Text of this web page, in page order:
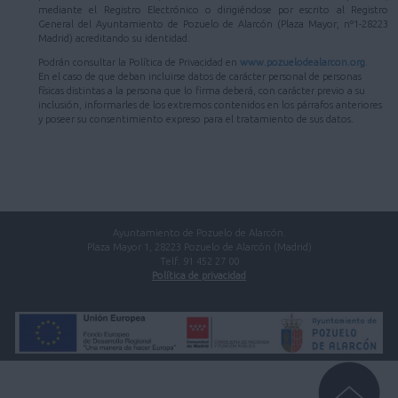
mediante el Registro Electrónico o dirigiéndose por escrito al Registro
General del Ayuntamiento de Pozuelo de Alarcón (Plaza Mayor, nº1-28223
Madrid) acreditando su identidad.
Podrán consultar la Política de Privacidad en www.pozuelodealarcon.org
En el caso de que deban incluirse datos de carácter personal de personas
físicas distintas a la persona que lo firma deberá, con carácter previo a su
inclusión, informarles de los extremos contenidos en los párrafos anteriores
y poseer su consentimiento expreso para el tratamiento de sus datos.
Ayuntamiento de Pozuelo de Alarcón.
Plaza Mayor 1, 28223 Pozuelo de Alarcón (Madrid)
Telf. 91 452 27 00
Política de privacidad